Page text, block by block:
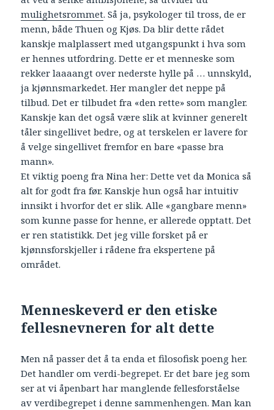
mulighetsrommet. Så ja, psykologer til tross, de er
menn, både Thuen og Kjøs. Da blir dette rådet
kanskje malplassert med utgangspunkt i hva som
er hennes utfordring. Dette er et menneske som
rekker laaaangt over nederste hylle på … unnskyld,
ja kjønnsmarkedet. Her mangler det neppe på
tilbud. Det er tilbudet fra «den rette» som mangler.
Kanskje kan det også være slik at kvinner generelt
tåler singellivet bedre, og at terskelen er lavere for
å velge singellivet fremfor en bare «passe bra
mann».
Et viktig poeng fra Nina her: Dette vet da Monica så
alt for godt fra før. Kanskje hun også har intuitiv
innsikt i hvorfor det er slik. Alle «gangbare menn»
som kunne passe for henne, er allerede opptatt. Det
er ren statistikk. Det jeg ville forsket på er
kjønnsforskjeller i rådene fra ekspertene på
området.
Menneskeverd er den etiske
fellesnevneren for alt dette
Men nå passer det å ta enda et filosofisk poeng her.
Det handler om verdi-begrepet. Er det bare jeg som
ser at vi åpenbart har manglende fellesforståelse
av verdibegrepet i denne sammenhengen. Man kan